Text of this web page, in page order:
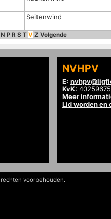
Seitenwind
N P R S T V Z Volgende
NVHPV
E:
KvK: 40259675
Meer
Lid worden en
voorbehouden.